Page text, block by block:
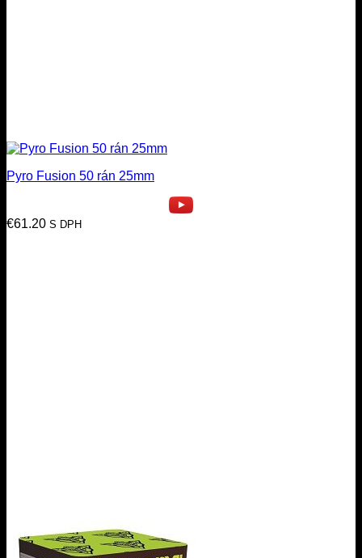
Pyro Fusion 50 rán 25mm
€61.20 S DPH